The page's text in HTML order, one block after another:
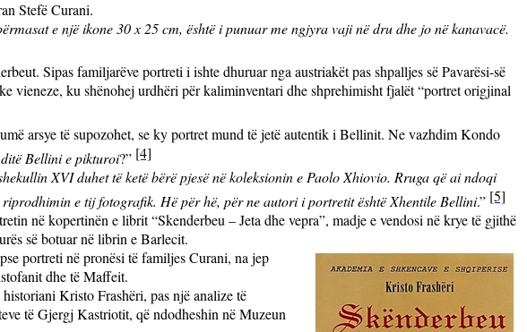
Stefë Curani.
e një ikone 30 x 25 cm, është i punuar me ngjyra vaji në dru dhe jo në kanavacë.
Sipas familjarëve portreti i ishte dhuruar nga austriakët pas shpalljes së Pavarësi-së
vieneze, ku shënohej urdhëri për kaliminventari dhe shprehimisht fjalët “portret origjinal
arsye të supozohet, se ky portret mund të jetë autentik i Bellinit. Ne vazhdim Kondo
ditë Bellini e pikturoi?” [4]
XVI duhet të ketë bërë pjesë në koleksionin e Paolo Xhiovio. Rruga që ai ndoqi
e tij fotografik. Hë për hë, për ne autori i portretit është Xhentile Bellini.” [5]
në kopertinën e librit “Skenderbeu – Jeta dhe vepra”, madje e vendosi në krye të gjithë
së botuar në librin e Barlecit.
portreti në pronësi të familjes Curani, na jep
dhe të Maffeit.
Kristo Frashëri, pas një analize të
të Gjergj Kastriotit, që ndodheshin në Muzeun